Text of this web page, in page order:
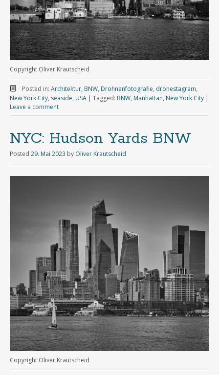
Copyright Oliver Krautscheid
Posted in: Architektur, BNW, Drohnenfotografie, dronestagram,
New York City, seaside, USA | Tagged: BNW, Manhattan, New York City |
Leave a comment
NYC: Hudson Yards BNW
Posted 29. Mai 2023 by Oliver Krautscheid
Copyright Oliver Krautscheid